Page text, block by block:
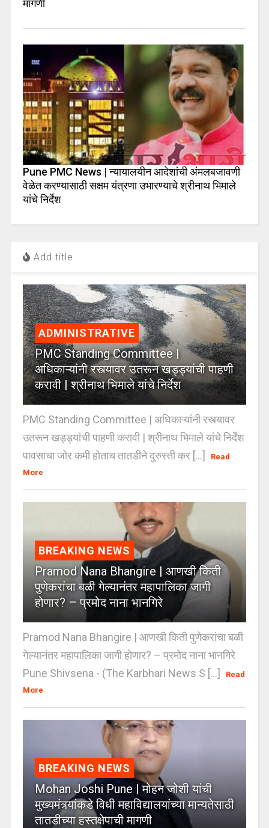
मागणी
Pune PMC News | न्यायालयीन आदेशांची अंमलबजावणी
वेळेत करण्यासाठी सक्षम यंत्रणा उभारण्याचे श्रीनाथ भिमाले
यांचे निर्देश
Add title
ADMINISTRATIVE
PMC Standing Committee |
अधिकाऱ्यांनी रस्त्यावर उतरून खड्ड्यांची पाहणी
करावी | श्रीनाथ भिमाले यांचे निर्देश
PMC Standing Committee | अधिकाऱ्यांनी रस्त्यावर
उतरून खड्ड्यांची पाहणी करावी | श्रीनाथ भिमाले यांचे निर्देश
पावसाचा जोर कमी होताच तातडीने दुरुस्ती कर [...]
Read
More
BREAKING NEWS
Pramod Nana Bhangire | आणखी किती
पुणेकरांचा बळी गेल्यानंतर महापालिका जागी
होणार? – प्रमोद नाना भानगिरे
Pramod Nana Bhangire | आणखी किती पुणेकरांचा बळी
गेल्यानंतर महापालिका जागी होणार? – प्रमोद नाना भानगिरे
Pune Shivsena - (The Karbhari News S [...]
Read
More
BREAKING NEWS
Mohan Joshi Pune | मोहन जोशी यांची
मुख्यमंत्र्यांकडे विधी महाविद्यालयांच्या मान्यतेसाठी
तातडीच्या हस्तक्षेपाची मागणी